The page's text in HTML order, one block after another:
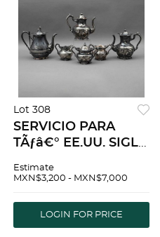
Lot 308
SERVICIO PARA
TÃƒâ€° EE.UU. SIGLO
NOUVEAU
plateado Sellado
inferior
Estimate
MXN$3,200 - MXN$7,000
LOGIN FOR PRICE